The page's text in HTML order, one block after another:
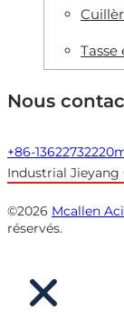
Nous
+86-13622732220
Industrial Jieyang
©2026 Mcallen
réservés.